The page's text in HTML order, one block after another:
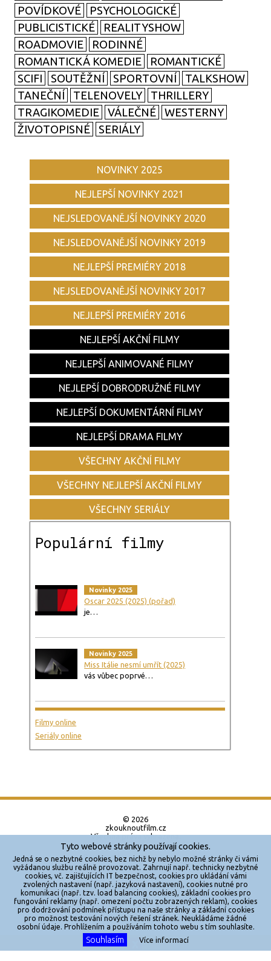
POVÍDKOVÉ
PSYCHOLOGICKÉ
PUBLICISTICKÉ
REALITYSHOW
ROADMOVIE
RODINNÉ
ROMANTICKÁ KOMEDIE
ROMANTICKÉ
SCIFI
SOUTĚŽNÍ SPORTOVNÍ
TALKSHOW
TANEČNÍ
TELENOVELY
THRILLERY
TRAGIKOMEDIE
VÁLEČNÉ
WESTERNY
ŽIVOTOPISNÉ
SERIÁLY
NOVINKY 2025
NEJLEPŠÍ NOVINKY 2021
NEJSLEDOVANĚJŠÍ NOVINKY 2020
NEJSLEDOVANĚJŠÍ NOVINKY 2019
NEJLEPŠÍ PREMIÉRY 2018
NEJSLEDOVANĚJŠÍ NOVINKY 2017
NEJLEPŠÍ PREMIÉRY 2016
NEJLEPŠÍ AKČNÍ FILMY
NEJLEPŠÍ ANIMOVANÉ FILMY
NEJLEPŠÍ DOBRODRUŽNÉ FILMY
NEJLEPŠÍ DOKUMENTÁRNÍ FILMY
NEJLEPŠÍ DRAMA FILMY
VŠECHNY AKČNÍ FILMY
VŠECHNY NEJLEPŠÍ AKČNÍ FILMY
VŠECHNY SERIÁLY
Populární filmy
Novinky 2025
Oscar 2025 (2025) (pořad)
je…
Novinky 2025
Miss Itálie nesmí umřít (2025)
vás vůbec poprvé…
Filmy online
Seriály online
© 2026
zkouknoutfilm.cz
Všechna práva vyhrazena.
Powered by
Reklama
Sítě
Redakce
Jakékoliv užití obsahu je bez souhlasu provozovatele zakázáno.
Tyto webové stránky používají cookies.
Jedná se o nezbytné cookies, bez nichž by nebylo možné stránky či vámi
vyžádanou službu reálně provozovat. Zahrnují např. technicky nezbytné
cookies, vč. zajišťujících IT bezpečnost, cookies pro ukládání vámi
zvolených nastavení (např. jazyková nastavení), cookies nutné pro
komunikaci (např. tzv. load balancing cookies), základní cookies pro
fungování reklamy (např. omezení počtu zobrazených reklam), cookies
pro dodržování podmínek přístupu na naše stránky a základní cookies
pro možnost testování nových řešení stránek. Neukládáme žádné
osobní údaje. Prohlížením a používáním tohoto webu s tím souhlasíte.
Souhlasím Více informací